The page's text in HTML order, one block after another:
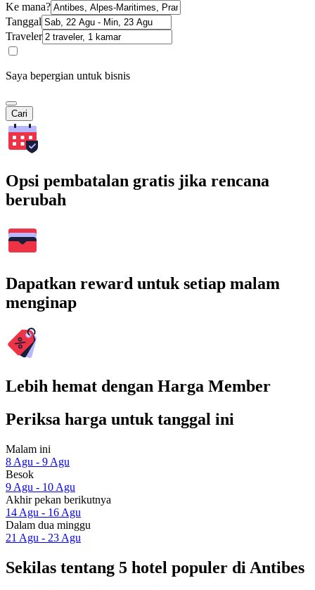
Ke mana?
Tanggal
Traveler
Saya bepergian untuk bisnis
Cari
Opsi pembatalan gratis jika rencana
berubah
Dapatkan reward untuk setiap malam
menginap
Lebih hemat dengan Harga Member
Periksa harga untuk tanggal ini
Malam ini
8 Agu - 9 Agu
Besok
9 Agu - 10 Agu
Akhir pekan berikutnya
14 Agu - 16 Agu
Dalam dua minggu
21 Agu - 23 Agu
Sekilas tentang 5 hotel populer di Antibes